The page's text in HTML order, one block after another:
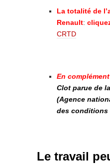
La totalité de
Renault:
CRTD
En
Clot parue de
(Agence
des conditions
Le travail